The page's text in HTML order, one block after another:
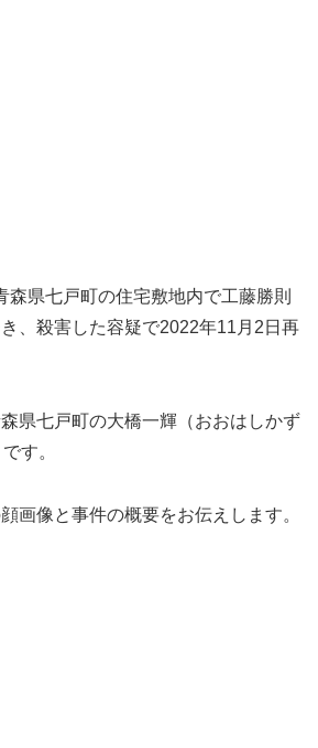
森県七戸町の住宅敷地内で工藤勝則
、殺害した容疑で2022年11月2日再
県七戸町の大橋一輝（おおはしかず
す。
画像と事件の概要をお伝えします。